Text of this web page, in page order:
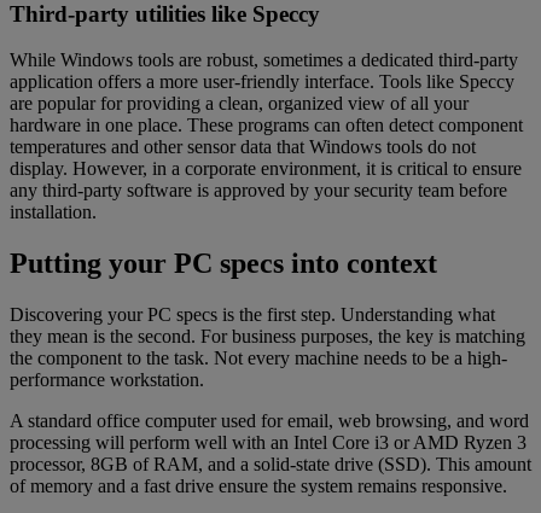
Third-party utilities like Speccy
While Windows tools are robust, sometimes a dedicated third-party
application offers a more user-friendly interface. Tools like Speccy
are popular for providing a clean, organized view of all your
hardware in one place. These programs can often detect component
temperatures and other sensor data that Windows tools do not
display. However, in a corporate environment, it is critical to ensure
any third-party software is approved by your security team before
installation.
Putting your PC specs into context
Discovering your PC specs is the first step. Understanding what
they mean is the second. For business purposes, the key is matching
the component to the task. Not every machine needs to be a high-
performance workstation.
A standard office computer used for email, web browsing, and word
processing will perform well with an Intel Core i3 or AMD Ryzen 3
processor, 8GB of RAM, and a solid-state drive (SSD). This amount
of memory and a fast drive ensure the system remains responsive.